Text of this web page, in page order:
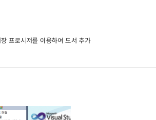
프로시저를 이용하여 도서 추가